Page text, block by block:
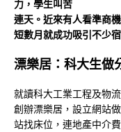
力，學生叫苦
連天。近來有人看準商
短數月就成功吸引不少
漂樂居：科大生做
就讀科大工業工程及物
創辦漂樂居，設立網站
站找床位，連地產中介